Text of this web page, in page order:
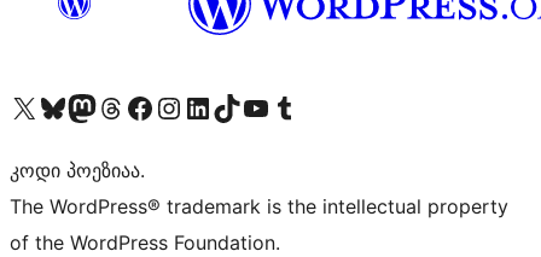
Visit our X (formerly Twitter) account
Visit our Bluesky account
Visit our Mastodon account
Visit our Threads account
Visit our Facebook page
Visit our Instagram account
Visit our LinkedIn account
Visit our TikTok account
Visit our YouTube channel
Visit our Tumblr account
კოდი პოეზიაა.
The WordPress® trademark is the intellectual property
of the WordPress Foundation.